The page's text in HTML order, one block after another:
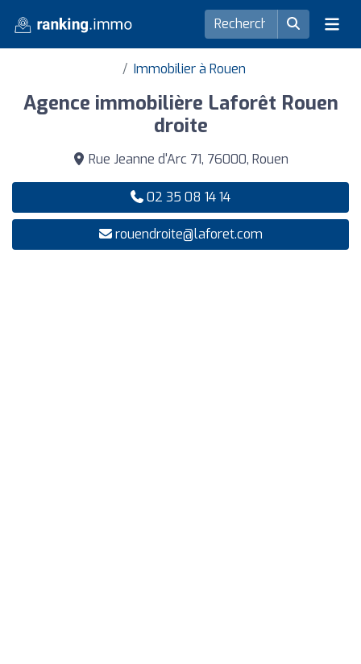
Immobilier à Rouen
Agence immobilière Laforêt Rouen
droite
Rue Jeanne d'Arc 71, 76000, Rouen
02 35 08 14 14
rouendroite@laforet.com